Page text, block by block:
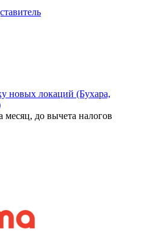
новых локаций (Бухара,
месяц, до вычета налогов